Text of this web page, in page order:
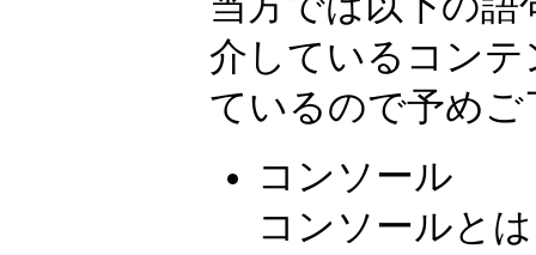
介しているコン
ているので予めご
コンソール
コンソールと